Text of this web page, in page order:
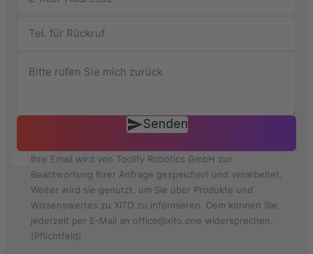
Senden
Ihre Email wird von Toolify Robotics GmbH zur
Beantwortung Ihrer Anfrage gespeichert und verarbeitet.
Weiter wird sie genutzt, um Sie über Produkte und
Wissenswertes zu XITO zu informieren. Dem können Sie
jederzeit per E-Mail an office@xito.one widersprechen.
(Pflichtfeld)